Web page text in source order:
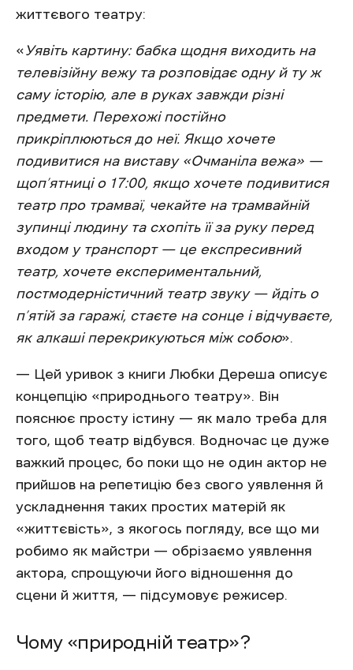
життєвого театру:
«Уявіть картину: бабка щодня виходить на
телевізійну вежу та розповідає одну й ту ж
саму історію, але в руках завжди різні
предмети. Перехожі постійно
прикріплюються до неї. Якщо хочете
подивитися на виставу «Очманіла вежа» —
щоп’ятниці о 17:00, якщо хочете подивитися
театр про трамваї, чекайте на трамвайній
зупинці людину та схопіть її за руку перед
входом у транспорт — це експресивний
театр, хочете експериментальний,
постмодерністичний театр звуку — йдіть о
п’ятій за гаражі, стаєте на сонце і відчуваєте,
як алкаші перекрикуються між собою».
— Цей уривок з книги Любки Дереша описує
концепцію «природнього театру». Він
пояснює просту істину — як мало треба для
того, щоб театр відбувся. Водночас це дуже
важкий процес, бо поки що не один актор не
прийшов на репетицію без свого уявлення й
ускладнення таких простих матерій як
«життєвість», з якогось погляду, все що ми
робимо як майстри — обрізаємо уявлення
актора, спрощуючи його відношення до
сцени й життя, — підсумовує режисер.
Чому «природній театр»?